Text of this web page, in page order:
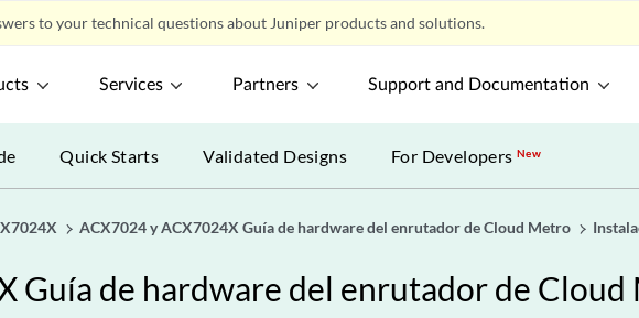
to your technical questions about Juniper products and solutions.
Services Partners Support and Documentation
Quick Starts Validated Designs For DevelopersNew
ACX7024 y ACX7024X Guía de hardware del enrutador de Cloud Metro
Guía de hardware del enrutador de